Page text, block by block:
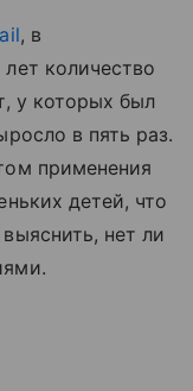
, в
количество
у которых был
в пять раз.
применения
детей, что
нет ли